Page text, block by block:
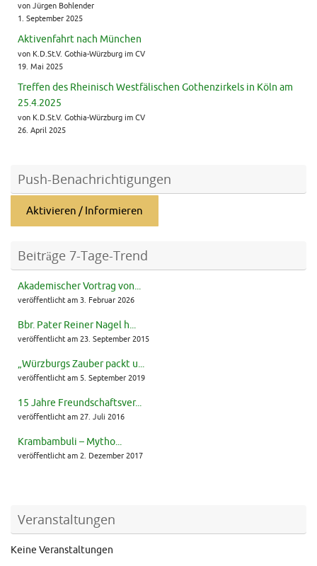
von Jürgen Bohlender
1. September 2025
Aktivenfahrt nach München
von K.D.St.V. Gothia-Würzburg im CV
19. Mai 2025
Treffen des Rheinisch Westfälischen Gothenzirkels in Köln am
25.4.2025
von K.D.St.V. Gothia-Würzburg im CV
26. April 2025
Push-Benachrichtigungen
Aktivieren / Informieren
Beiträge 7-Tage-Trend
Akademischer Vortrag von...
veröffentlicht am 3. Februar 2026
Bbr. Pater Reiner Nagel h...
veröffentlicht am 23. September 2015
„Würzburgs Zauber packt u...
veröffentlicht am 5. September 2019
15 Jahre Freundschaftsver...
veröffentlicht am 27. Juli 2016
Krambambuli – Mytho...
veröffentlicht am 2. Dezember 2017
Veranstaltungen
Keine Veranstaltungen